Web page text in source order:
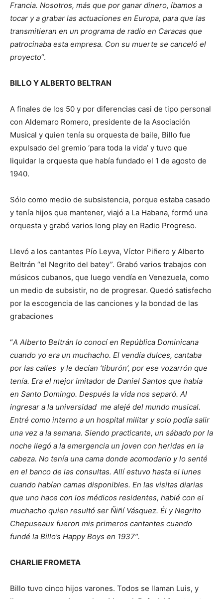
Francia. Nosotros, más que por ganar dinero, íbamos a
tocar y a grabar las actuaciones en Europa, para que las
transmitieran en un programa de radio en Caracas que
patrocinaba esta empresa. Con su muerte se canceló el
proyecto“.
BILLO Y ALBERTO BELTRAN
A finales de los 50 y por diferencias casi de tipo personal
con Aldemaro Romero, presidente de la Asociación
Musical y quien tenía su orquesta de baile, Billo fue
expulsado del gremio ‘para toda la vida’ y tuvo que
liquidar la orquesta que había fundado el 1 de agosto de
1940.
Sólo como medio de subsistencia, porque estaba casado
y tenía hijos que mantener, viajó a La Habana, formó una
orquesta y grabó varios long play en Radio Progreso.
Llevó a los cantantes Pío Leyva, Víctor Piñero y Alberto
Beltrán “el Negrito del batey”. Grabó varios trabajos con
músicos cubanos, que luego vendía en Venezuela, como
un medio de subsistir, no de progresar. Quedó satisfecho
por la escogencia de las canciones y la bondad de las
grabaciones
“A Alberto Beltrán lo conocí en República Dominicana
cuando yo era un muchacho. El vendía dulces, cantaba
por las calles y le decían ‘tiburón’, por ese vozarrón que
tenía. Era el mejor imitador de Daniel Santos que había
en Santo Domingo. Después la vida nos separó. Al
ingresar a la universidad me alejé del mundo musical.
Entré como interno a un hospital militar y solo podía salir
una vez a la semana. Siendo practicante, un sábado por la
noche llegó a la emergencia un joven con heridas en la
cabeza. No tenía una cama donde acomodarlo y lo senté
en el banco de las consultas. Allí estuvo hasta el lunes
cuando habían camas disponibles. En las visitas diarias
que uno hace con los médicos residentes, hablé con el
muchacho quien resultó ser Ñiñí Vásquez. Él y Negrito
Chepuseaux fueron mis primeros cantantes cuando
fundé la Billo’s Happy Boys en 1937″.
CHARLIE FROMETA
Billo tuvo cinco hijos varones. Todos se llaman Luis, y